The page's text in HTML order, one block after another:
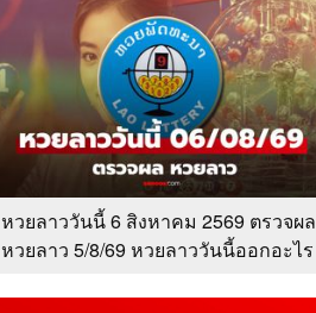
หวยลาววันนี้ 6 สิงหาคม 2569 ตรวจผล
หวยลาว 5/8/69 หวยลาววันนี้ออกอะไร